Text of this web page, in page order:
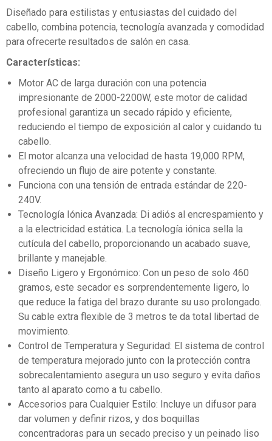
Diseñado para estilistas y entusiastas del cuidado del
cabello, combina potencia, tecnología avanzada y comodidad
para ofrecerte resultados de salón en casa.
Características:
Motor AC de larga duración con una potencia
impresionante de 2000-2200W, este motor de calidad
profesional garantiza un secado rápido y eficiente,
reduciendo el tiempo de exposición al calor y cuidando tu
cabello.
El motor alcanza una velocidad de hasta 19,000 RPM,
ofreciendo un flujo de aire potente y constante.
Funciona con una tensión de entrada estándar de 220-
240V.
Tecnología Iónica Avanzada: Di adiós al encrespamiento y
a la electricidad estática. La tecnología iónica sella la
cutícula del cabello, proporcionando un acabado suave,
brillante y manejable.
Diseño Ligero y Ergonómico: Con un peso de solo 460
gramos, este secador es sorprendentemente ligero, lo
que reduce la fatiga del brazo durante su uso prolongado.
Su cable extra flexible de 3 metros te da total libertad de
movimiento.
Control de Temperatura y Seguridad: El sistema de control
de temperatura mejorado junto con la protección contra
sobrecalentamiento asegura un uso seguro y evita daños
tanto al aparato como a tu cabello.
Accesorios para Cualquier Estilo: Incluye un difusor para
dar volumen y definir rizos, y dos boquillas
concentradoras para un secado preciso y un peinado liso